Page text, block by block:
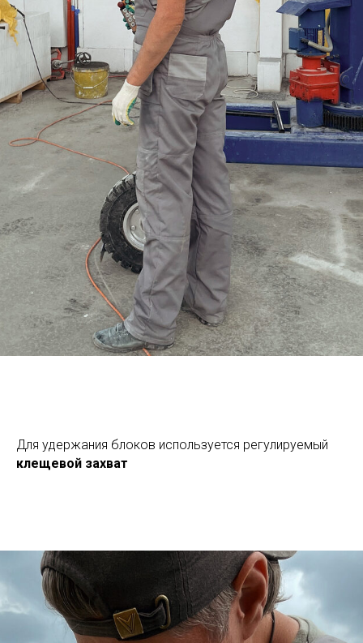
Для удержания блоков используется регулируемый
клещевой захват